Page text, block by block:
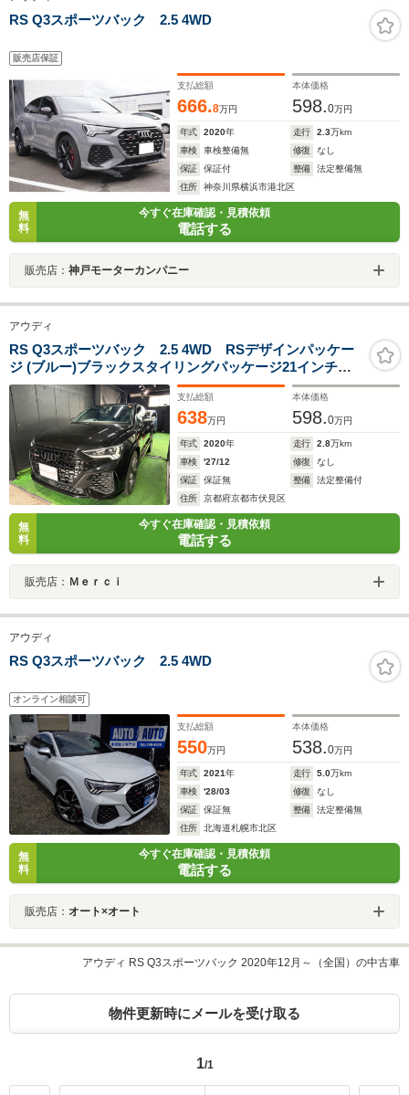
RS Q3スポーツバック 2.5 4WD
販売店保証
支払総額
666.8万円
本体価格
598.0万円
年式 2020年 走行 2.3万km
車検
車検整備無 修復
なし
保証
保証付 整備
法定整備無
住所
神奈川県横浜市港北区
無
料
今すぐ在庫確認・見積依頼
電話する
販売店： 神戸モーターカンパニー
アウディ
RS Q3スポーツバック 2.5 4WD RSデザインパッケー
ジ (ブルー)ブラックスタイリングパッケージ21インチ
Audi Sport ホイールレッドブレーキキャリパーパノラマ
ガラスサンルーフMMIナビゲーションプラスアドバンス
トキー スマートキー
支払総額
638万円
本体価格
598.0万円
年式 2020年 走行 2.8万km
車検
'27/12 修復
なし
保証
保証無 整備
法定整備付
住所
京都府京都市伏見区
無
料
今すぐ在庫確認・見積依頼
電話する
販売店： Ｍｅｒｃｉ
アウディ
RS Q3スポーツバック 2.5 4WD
オンライン相談可
支払総額
550万円
本体価格
538.0万円
年式 2021年 走行 5.0万km
車検
'28/03 修復
なし
保証
保証無 整備
法定整備無
住所
北海道札幌市北区
無
料
今すぐ在庫確認・見積依頼
電話する
販売店： オート×オート
アウディ RS Q3スポーツバック 2020年12月～（全国）の中古車
物件更新時にメールを受け取る
1/1